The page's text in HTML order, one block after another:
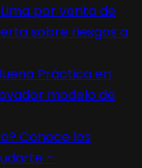
por venta de
sobre riesgos a
Práctica en
modelo de
Conoce los
–